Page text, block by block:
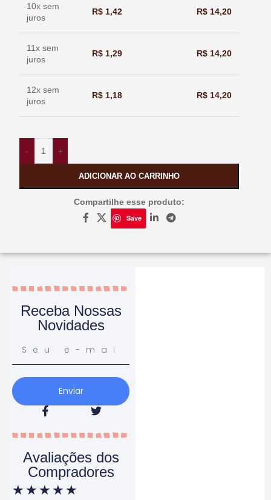
10x sem
juros
R$ 1,42 R$ 14,20
11x sem
juros
R$ 1,29 R$ 14,20
12x sem
juros
R$ 1,18 R$ 14,20
- +
ADICIONAR AO CARRINHO
Compartilhe esse produto:
Save
Receba Nossas
Novidades
Enviar
Avaliações dos
Compradores
★ ★ ★ ★ ★